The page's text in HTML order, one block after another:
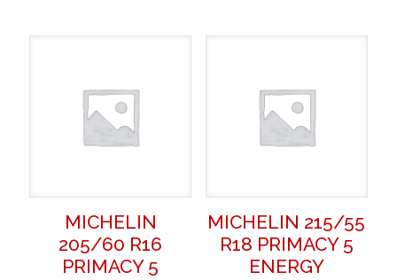
MICHELIN
205/60 R16
PRIMACY 5
MICHELIN 215/55
R18 PRIMACY 5
ENERGY